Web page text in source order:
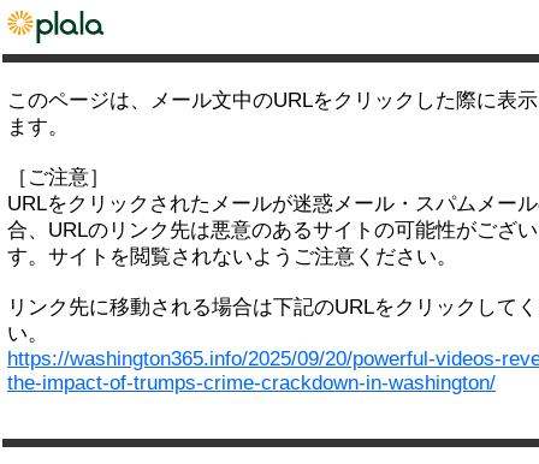
このページは、メール文中のURLをクリックした際に表
ます。
［ご注意］
URLをクリックされたメールが迷惑メール・スパムメー
合、URLのリンク先は悪意のあるサイトの可能性がござ
す。サイトを閲覧されないようご注意ください。
リンク先に移動される場合は下記のURLをクリックして
い。
https://washington365.info/2025/09/20/powerful-videos-
the-impact-of-trumps-crime-crackdown-in-washington/